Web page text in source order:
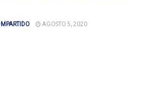
AGOSTO 5, 2020